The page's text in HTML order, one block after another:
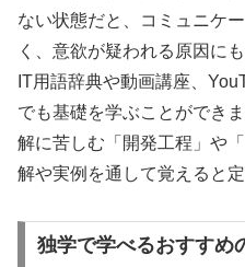
ない状態だと、コミュニケ
く、意欲が疑われる原因に
IT用語辞典や動画講座、
でも基礎を学ぶことができ
解に苦しむ「開発工程」や
解や実例を通して覚えると
独学で学べるおすすめ